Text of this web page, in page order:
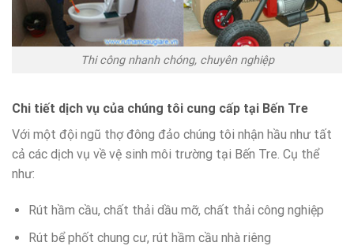
Thi công nhanh chóng, chuyên nghiệp
Chi tiết dịch vụ của chúng tôi cung cấp tại Bến Tre
Với một đội ngũ thợ đông đảo chúng tôi nhận hầu như tất
cả các dịch vụ về vệ sinh môi trường tại Bến Tre. Cụ thể
như:
Rút hầm cầu, chất thải dầu mỡ, chất thải công nghiệp
Rút bể phốt chung cư, rút hầm cầu nhà riêng